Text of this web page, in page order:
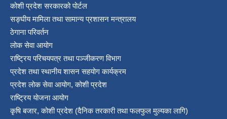
कोशी प्रदेश सरकारको पोर्टल
सङ्‍घीय मामिला तथा सामान्य प्रशासन मन्त्रालय
ठेगाना परिवर्तन
लोक सेवा आयोग
राष्ट्रिय परिचयपत्र तथा पञ्‍जीकरण विभाग
प्रदेश तथा स्थानीय शासन सहयोग कार्यक्रम
प्रदेश लोक सेवा आयोग, कोशी प्रदेश
राष्ट्रिय योजना आयोग
कृषि बजार, कोशी प्रदेश (दैनिक तरकारी तथा फलफुल मुल्यका लागि)